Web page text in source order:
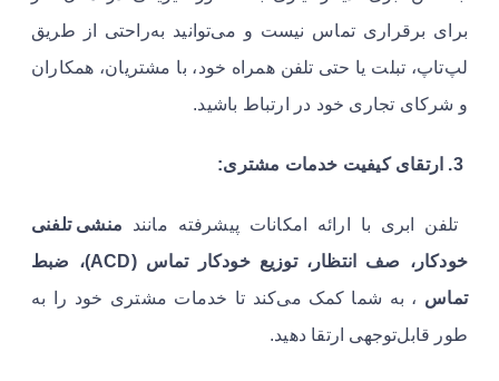
برای برقراری تماس نیست و می‌توانید به‌راحتی از طریق
لپ‌تاپ، تبلت یا حتی تلفن همراه خود، با مشتریان، همکاران
و شرکای تجاری خود در ارتباط باشید.
تلفن ابری با ارائه امکانات پیشرفته مانندمنشی تلفنی
خودکار، صف انتظار، توزیع خودکار تماس (ACD)، ضبط
تماس ، به شما کمک می‌کند تا خدمات مشتری خود را به
طور قابل‌توجهی ارتقا دهید.